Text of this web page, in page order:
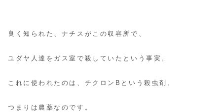
良く知られた、ナチスがこの収容所で、
ユダヤ人達をガス室で殺していたという事実。
これに使われたのは、チクロンBという殺虫剤、
つまりは農薬なのです。